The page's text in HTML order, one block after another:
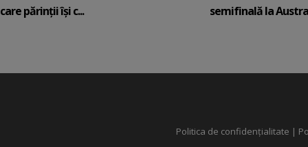
care părinții își c...
semifinală la
Politica de confidențialitate |